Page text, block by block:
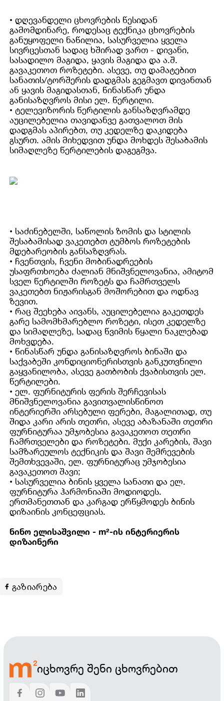
• დღევანდელი ცხოვრების წესიდან
გამომდინარე, როდესაც ტექნიკა ცხოვრების
განუყოფელი ნაწილია, სასურველია ყველა
სივრცესთან სადაც ხშირად ვართ - დივანი,
სასადილო მაგიდა, ყავის მაგიდა და ა.შ.
გავაკეთოთ როზეტები. ასევე, თუ დამატებით
სანათის/ტორშერის დადგმას გეგმავთ დივანთან
ან ყავის მაგიდასთან, წინასწარ უნდა
განისაზღვროს მისი ელ. წერტილი.
• ტელევიზორის წერტილის განსაზღვრამდე
აუცილებელია თავიდანვე გათვალოთ მის
დადგმას აპირებთ, თუ კედელზე დაკიდება
გსურთ. ამის მიხედვით უნდა მოხდეს შესაბამის
სიმაღლეზე წერტილების დაგეგმვა.
• საძინებელში, საწოლის ზომის და სტილის
შესაბამისად ვაკეთებთ ტუმბოს როზეტების
მდებარეობის განსაზღვრას.
• ჩვენთვის, ჩვენი მობინადრეების
უსაფრთხოება ძალიან მნიშვნელოვანია, ამიტომ
სველ წერტილში როზეტს და ჩამრთველს
ვაკეთებთ ნიჟარისგან მოშორებით და ოდნავ
ზევით.
• რაც შეეხება აივანს, აუცილებელია გაკეთდეს
გარე სამომხმარებლო როზეტი, ისეთ კედელზე
და სიმაღლეზე, სადაც წვიმის წყალი ნაკლებად
მოხვდება.
• წინასწარ უნდა განისაზღვროს ბინაში და
საქვაბეში კონდიციონერისთვის განკუთვნილი
გაყვანილობა, ასევე გათბობის ქვაბისთვის ელ.
წერტილები.
• ელ. ფურნიტურის ფერის შერჩევისას
მნიშვნელოვანია გავითვალისწინოთ
ინტერიერში არსებული ფერები, მაგალითად, თუ
შიდა კარი არის თეთრი, ასევე აბაზანაში თეთრი
ფურნიტურაა უმჯობესია გავაკეთოთ თეთრი
ჩამრთველები და როზეტები. მუქი კარების, შავი
სამზარეულოს ტექნიკის და შავი შემრევების
შემთხვევაში, ელ. ფურნიტურაც უმჯობესია
გავაკეთოთ შავი;
• სასურველია ბინის ყველა სანათი და ელ.
ფურნიტურა ჰარმონიაში მოდიოდეს.
ერთმანეთთან და კარგად ერწყმოდეს ბინის
დიზაინის კონცეფციას.
ნინო ელისაშვილი - m²-ის ინტერიერის
დიზაინერი
გაზიარება
იცხოვრე შენი ცხოვრებით